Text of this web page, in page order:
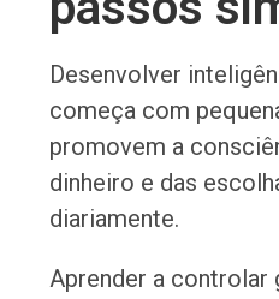
Desenvolver
começa com
promovem a
dinheiro e das
diariamente.
Aprender a controlar